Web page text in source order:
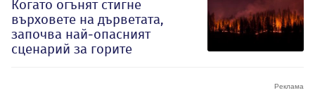
Когато огънят стигне
върховете на дърветата,
започва най-опасният
сценарий за горите